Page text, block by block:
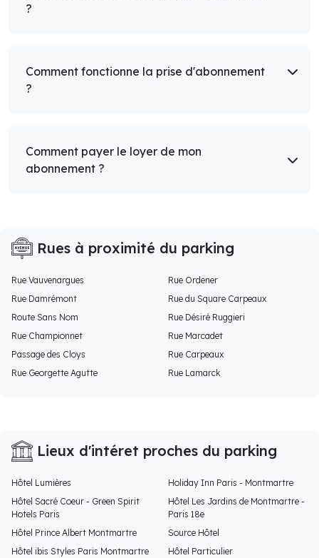
?
Comment fonctionne la prise d'abonnement
?
Comment payer le loyer de mon
abonnement ?
Rues à proximité du parking
Rue Vauvenargues
Rue Ordener
Rue Damrémont
Rue du Square Carpeaux
Route Sans Nom
Rue Désiré Ruggieri
Rue Championnet
Rue Marcadet
Passage des Cloys
Rue Carpeaux
Rue Georgette Agutte
Rue Lamarck
Lieux d'intéret proches du parking
Hôtel Lumières
Holiday Inn Paris - Montmartre
Hôtel Sacré Coeur - Green Spirit
Hotels Paris
Hôtel Les Jardins de Montmartre -
Paris 18e
Hôtel Prince Albert Montmartre
Source Hôtel
Hôtel ibis Styles Paris Montmartre
Hôtel Particulier